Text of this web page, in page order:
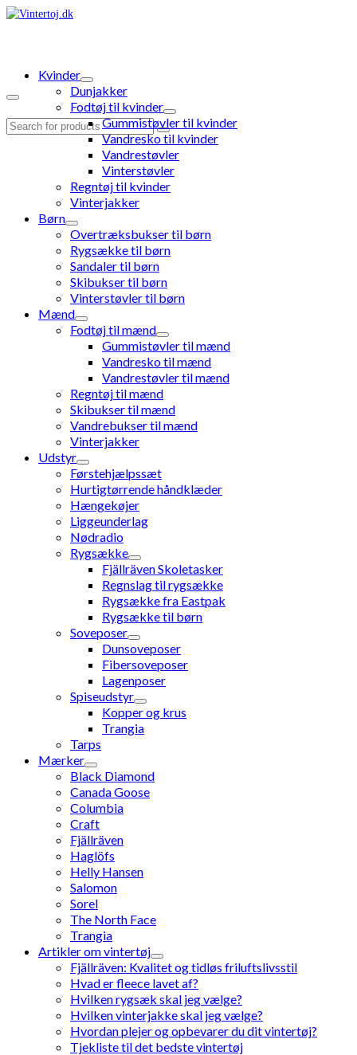
Search
Kvinder
Dunjakker
Fodtøj til kvinder
Gummistøvler til kvinder
Vandresko til kvinder
Vandrestøvler
Vinterstøvler
Regntøj til kvinder
Vinterjakker
Børn
Overtræksbukser til børn
Rygsække til børn
Sandaler til børn
Skibukser til børn
Vinterstøvler til børn
Mænd
Fodtøj til mænd
Gummistøvler til mænd
Vandresko til mænd
Vandrestøvler til mænd
Regntøj til mænd
Skibukser til mænd
Vandrebukser til mænd
Vinterjakker
Udstyr
Førstehjælpssæt
Hurtigtørrende håndklæder
Hængekøjer
Liggeunderlag
Nødradio
Rygsække
Fjällräven Skoletasker
Regnslag til rygsække
Rygsække fra Eastpak
Rygsække til børn
Soveposer
Dunsoveposer
Fibersoveposer
Lagenposer
Spiseudstyr
Kopper og krus
Trangia
Tarps
Mærker
Black Diamond
Canada Goose
Columbia
Craft
Fjällräven
Haglöfs
Helly Hansen
Salomon
Sorel
The North Face
Trangia
Artikler om vintertøj
Fjällräven: Kvalitet og tidløs friluftslivsstil
Hvad er fleece lavet af?
Hvilken rygsæk skal jeg vælge?
Hvilken vinterjakke skal jeg vælge?
Hvordan plejer og opbevarer du dit vintertøj?
Tjekliste til det bedste vintertøj